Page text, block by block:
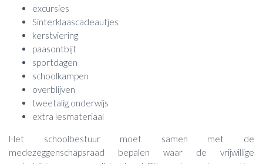
excursies
Sinterklaascadeautjes
kerstviering
paasontbijt
sportdagen
schoolkampen
overblijven
tweetalig onderwijs
extra lesmateriaal
Het schoolbestuur moet samen met de
medezeggenschapsraad bepalen waar de vrijwillige